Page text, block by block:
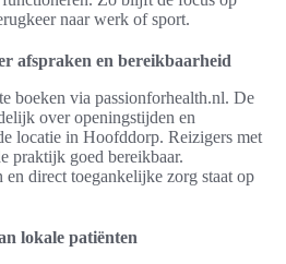
naar werk of sport.
afspraken en bereikbaarheid
boeken via passionforhealth.nl. De
over openingstijden en
locatie in Hoofddorp. Reizigers met
praktijk goed bereikbaar.
en direct toegankelijke zorg staat op
lokale patiënten